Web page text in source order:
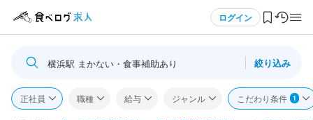
ログイン
ログイン・無料会員登録
横浜駅 まかない・食事補助あり 絞り込み
正社員 職種 給与 ジャンル こだわり条件 1